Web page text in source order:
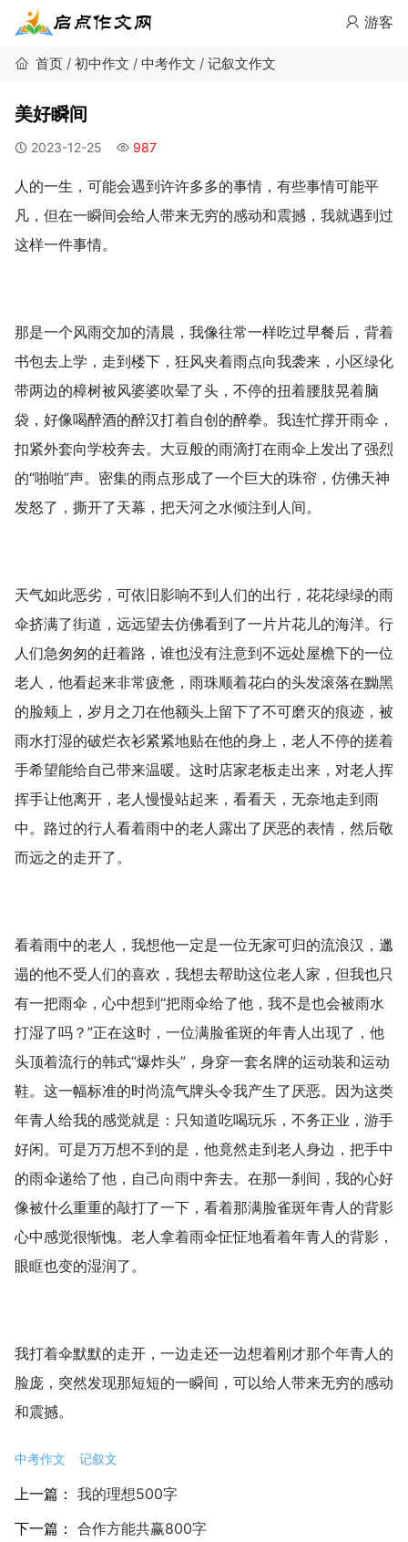
游客
首页 / 初中作文 / 中考作文 / 记叙文作文
美好瞬间
2023-12-25 987
人的一生，可能会遇到许许多多的事情，有些事情可能平
凡，但在一瞬间会给人带来无穷的感动和震撼，我就遇到过
这样一件事情。
那是一个风雨交加的清晨，我像往常一样吃过早餐后，背着
书包去上学，走到楼下，狂风夹着雨点向我袭来，小区绿化
带两边的樟树被风婆婆吹晕了头，不停的扭着腰肢晃着脑
袋，好像喝醉酒的醉汉打着自创的醉拳。我连忙撑开雨伞，
扣紧外套向学校奔去。大豆般的雨滴打在雨伞上发出了强烈
的“啪啪”声。密集的雨点形成了一个巨大的珠帘，仿佛天神
发怒了，撕开了天幕，把天河之水倾注到人间。
天气如此恶劣，可依旧影响不到人们的出行，花花绿绿的雨
伞挤满了街道，远远望去仿佛看到了一片片花儿的海洋。行
人们急匆匆的赶着路，谁也没有注意到不远处屋檐下的一位
老人，他看起来非常疲惫，雨珠顺着花白的头发滚落在黝黑
的脸颊上，岁月之刀在他额头上留下了不可磨灭的痕迹，被
雨水打湿的破烂衣衫紧紧地贴在他的身上，老人不停的搓着
手希望能给自己带来温暖。这时店家老板走出来，对老人挥
挥手让他离开，老人慢慢站起来，看看天，无奈地走到雨
中。路过的行人看着雨中的老人露出了厌恶的表情，然后敬
而远之的走开了。
看着雨中的老人，我想他一定是一位无家可归的流浪汉，邋
遢的他不受人们的喜欢，我想去帮助这位老人家，但我也只
有一把雨伞，心中想到“把雨伞给了他，我不是也会被雨水
打湿了吗？”正在这时，一位满脸雀斑的年青人出现了，他
头顶着流行的韩式“爆炸头”，身穿一套名牌的运动装和运动
鞋。这一幅标准的时尚流气牌头令我产生了厌恶。因为这类
年青人给我的感觉就是：只知道吃喝玩乐，不务正业，游手
好闲。可是万万想不到的是，他竟然走到老人身边，把手中
的雨伞递给了他，自己向雨中奔去。在那一刹间，我的心好
像被什么重重的敲打了一下，看着那满脸雀斑年青人的背影
心中感觉很惭愧。老人拿着雨伞怔怔地看着年青人的背影，
眼眶也变的湿润了。
我打着伞默默的走开，一边走还一边想着刚才那个年青人的
脸庞，突然发现那短短的一瞬间，可以给人带来无穷的感动
和震撼。
中考作文 记叙文
上一篇： 我的理想500字
下一篇： 合作方能共赢800字